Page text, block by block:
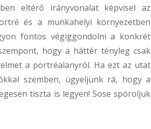
eltérő irányvonalat képvisel az
és a munkahelyi környezetben
fontos végiggondolni a konkrét
hogy a háttér tényleg csak
a portréalanyról. Ha ezt az utat
szemben, ügyeljünk rá, hogy a
tiszta is legyen! Sose spóroljuk